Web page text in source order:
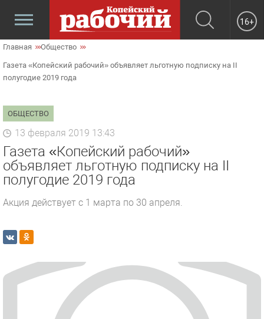
16+
Главная Общество
Газета «Копейский рабочий» объявляет льготную подписку на II
полугодие 2019 года
ОБЩЕСТВО
13 февраля 2019 13:43
Газета «Копейский рабочий»
объявляет льготную подписку на II
полугодие 2019 года
Акция действует с 1 марта по 30 апреля.